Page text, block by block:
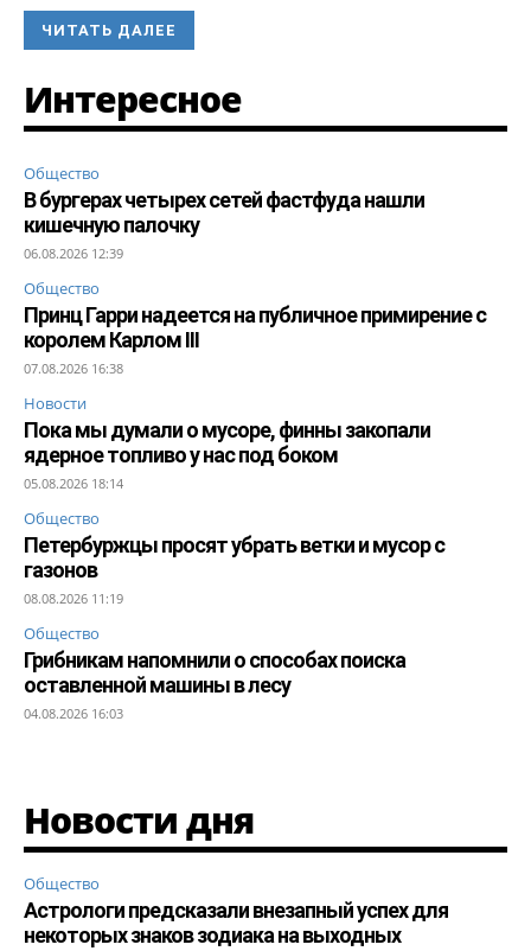
ЧИТАТЬ ДАЛЕЕ
Интересное
Общество
В бургерах четырех сетей фастфуда нашли
кишечную палочку
06.08.2026 12:39
Общество
Принц Гарри надеется на публичное примирение с
королем Карлом III
07.08.2026 16:38
Новости
Пока мы думали о мусоре, финны закопали
ядерное топливо у нас под боком
05.08.2026 18:14
Общество
Петербуржцы просят убрать ветки и мусор с
газонов
08.08.2026 11:19
Общество
Грибникам напомнили о способах поиска
оставленной машины в лесу
04.08.2026 16:03
Новости дня
Общество
Астрологи предсказали внезапный успех для
некоторых знаков зодиака на выходных